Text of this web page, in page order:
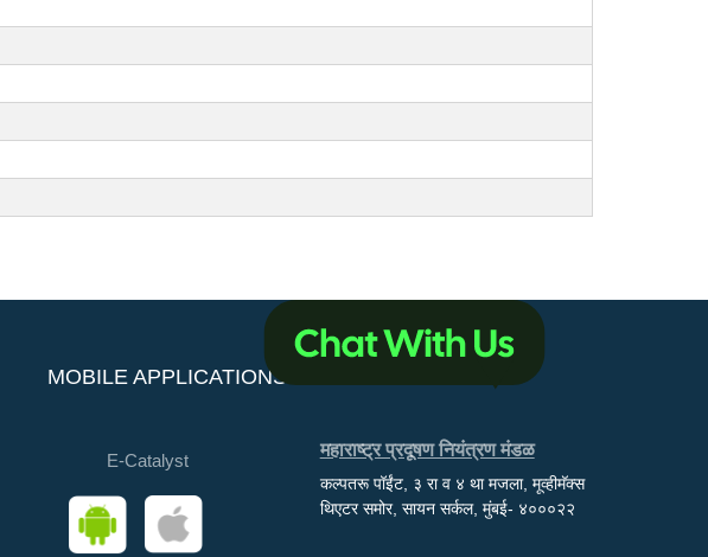
MOBILE APPLICATIONS
E-Catalyst
महाराष्ट्र प्रदूषण नियंत्रण मंडळ
कल्पतरू पॉईंट, ३ रा व ४ था मजला, मूव्हीमॅक्स
थिएटर समोर, सायन सर्कल, मुंबई- ४०००२२